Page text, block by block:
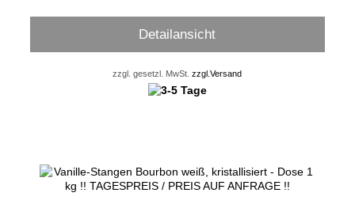
Detailansicht
zzgl. gesetzl. MwSt.zzgl.Versand